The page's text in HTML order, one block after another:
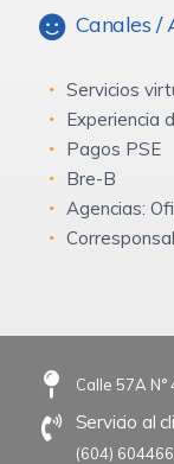
Canales /
Servicios
Experiencia
Pagos PSE
Bre-B
Agencias:
Calle 57A
Servicio al
(604)